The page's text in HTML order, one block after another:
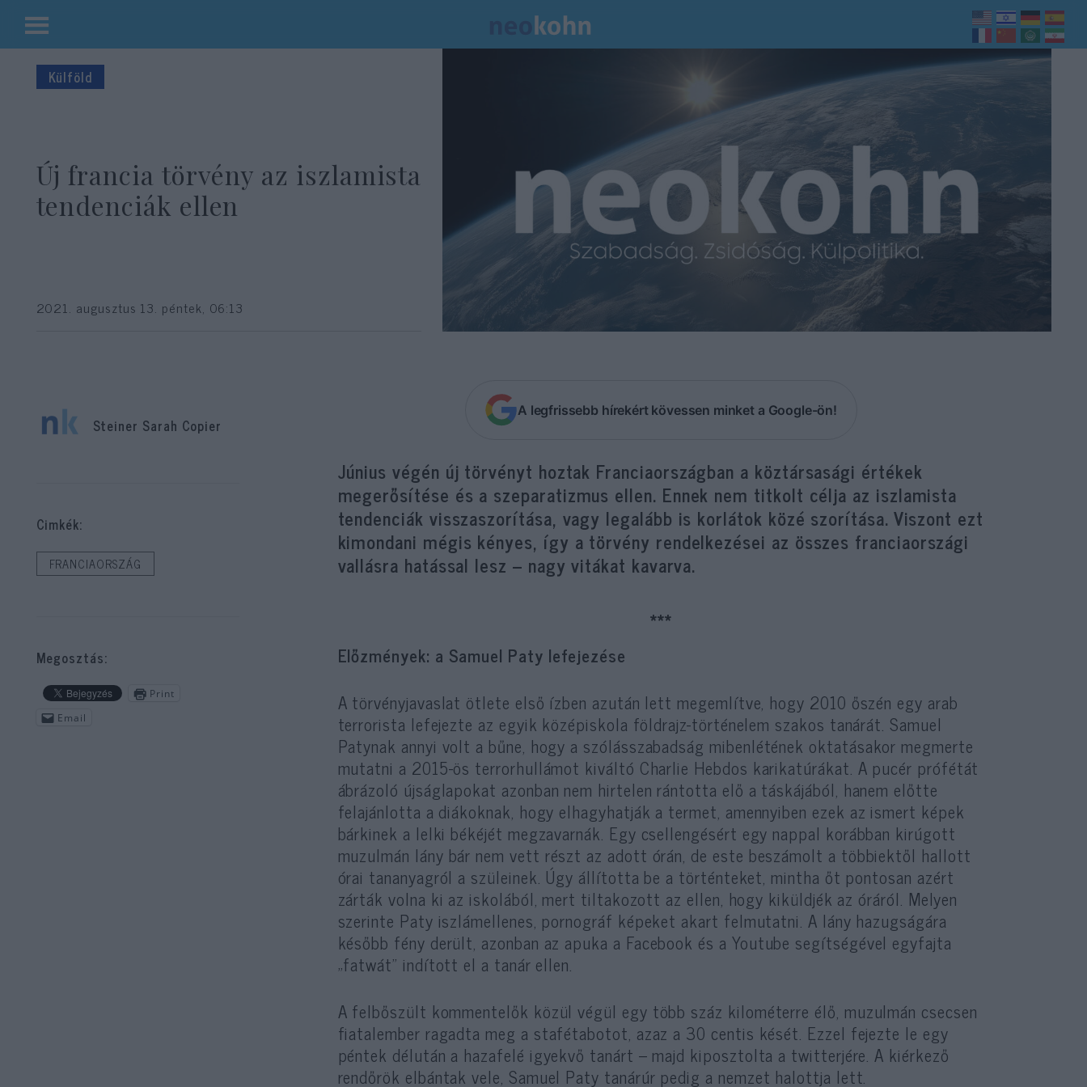
Kilépés
tartalomba
Külföld
Új francia törvény az iszlamista
tendenciák ellen
2021. augusztus 13. péntek, 06:13
A legfrissebb hírekért kövessen minket a Google-ön!
Június végén új törvényt hoztak Franciaországban a köztársasági értékek
megerősítése és a szeparatizmus ellen. Ennek nem titkolt célja az iszlamista
tendenciák visszaszorítása, vagy legalább is korlátok közé szorítása. Viszont ezt
kimondani mégis kényes, így a törvény rendelkezései az összes franciaországi
vallásra hatással lesz – nagy vitákat kavarva.
***
Előzmények: a Samuel Paty lefejezése
A törvényjavaslat ötlete első ízben azután lett megemlítve, hogy 2010 őszén egy arab
terrorista lefejezte az egyik középiskola földrajz-történelem szakos tanárát. Samuel
Patynak annyi volt a bűne, hogy a szólásszabadság mibenlétének oktatásakor megmerte
mutatni a 2015-ös terrorhullámot kiváltó Charlie Hebdos karikatúrákat. A pucér prófétát
ábrázoló újságlapokat azonban nem hirtelen rántotta elő a táskájából, hanem előtte
felajánlotta a diákoknak, hogy elhagyhatják a termet, amennyiben ezek az ismert képek
bárkinek a lelki békéjét megzavarnák. Egy csellengésért egy nappal korábban kirúgott
muzulmán lány bár nem vett részt az adott órán, de este beszámolt a többiektől hallott
órai tananyagról a szüleinek. Úgy állította be a történteket, mintha őt pontosan azért
zárták volna ki az iskolából, mert tiltakozott az ellen, hogy kiküldjék az óráról. Melyen
szerinte Paty iszlámellenes, pornográf képeket akart felmutatni. A lány hazugságára
később fény derült, azonban az apuka a Facebook és a Youtube segítségével egyfajta
„fatwát” indított el a tanár ellen.
A felbőszült kommentelők közül végül egy több száz kilométerre élő, muzulmán csecsen
fiatalember ragadta meg a stafétabotot, azaz a 30 centis kését. Ezzel fejezte le egy
péntek délután a hazafelé igyekvő tanárt – majd kiposztolta a twitterjére. A kiérkező
rendőrök elbántak vele, Samuel Paty tanárúr pedig a nemzet halottja lett.
Steiner Sarah Copier
Cimkék:
FRANCIAORSZÁG
Megosztás:
Print
Email